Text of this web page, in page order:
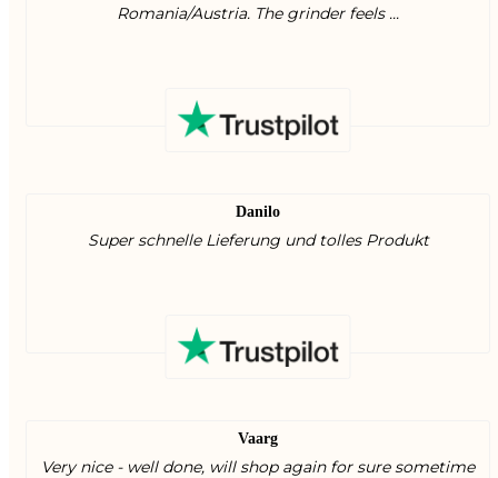
Romania/Austria. The grinder feels ...
Danilo
Super schnelle Lieferung und tolles Produkt
Vaarg
Very nice - well done, will shop again for sure sometime